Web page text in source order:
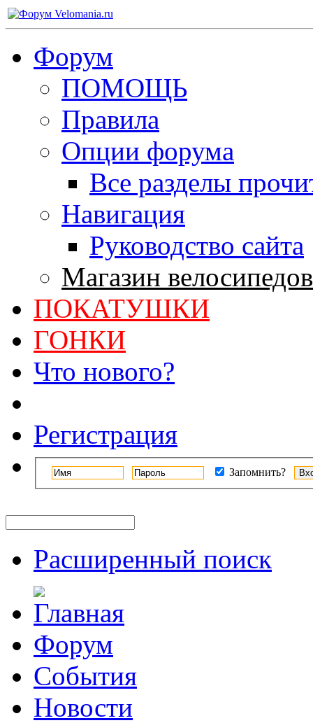
Форум
ПОМОЩЬ
Правила
Опции форума
Все разделы
Навигация
Руководство сайта
Магазин
ПОКАТУШКИ
ГОНКИ
Что нового?
Регистрация
Запомнить?
Расширенный поиск
Форум
События
Новости